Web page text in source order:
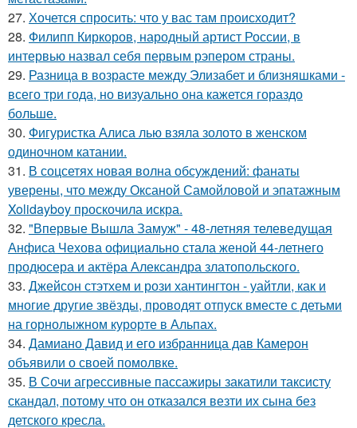
27. Хочется спросить: что у вас там происходит?
28. Филипп Киркоров, народный артист России, в
интервью назвал себя первым рэпером страны.
29. Разница в возрасте между Элизабет и близняшками -
всего три года, но визуально она кажется гораздо
больше.
30. Фигуристка Алиса лью взяла золото в женском
одиночном катании.
31. В соцсетях новая волна обсуждений: фанаты
уверены, что между Оксаной Самойловой и эпатажным
Xolidayboy проскочила искра.
32. "Впервые Вышла Замуж" - 48-летняя телеведущая
Анфиса Чехова официально стала женой 44-летнего
продюсера и актёра Александра златопольского.
33. Джейсон стэтхем и рози хантингтон - уайтли, как и
многие другие звёзды, проводят отпуск вместе с детьми
на горнолыжном курорте в Альпах.
34. Дамиано Давид и его избранница дав Камерон
объявили о своей помолвке.
35. В Сочи агрессивные пассажиры закатили таксисту
скандал, потому что он отказался везти их сына без
детского кресла.